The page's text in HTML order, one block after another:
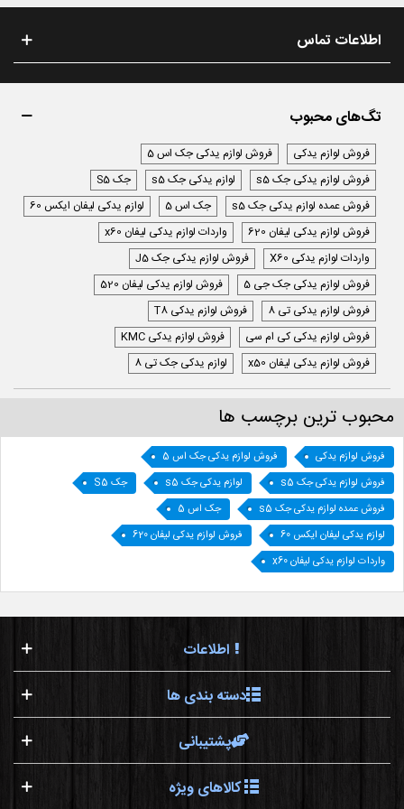
اطلاعات تماس
تگ‌های محبوب
فروش لوازم یدکی
فروش لوازم یدکی جک اس 5
فروش لوازم یدکی جک s5
لوازم یدکی جک s5
جک S5
فروش عمده لوازم یدکی جک s5
جک اس 5
لوازم یدکی لیفان ایکس 60
فروش لوازم یدکی لیفان 620
واردات لوازم یدکی لیفان x60
واردات لوازم یدکی X60
فروش لوازم یدکی جک J5
فروش لوازم یدکی جک جی 5
فروش لوازم یدکی لیفان 520
فروش لوازم یدکی تی 8
فروش لوازم یدکی T8
فروش لوازم یدکی کی ام سی
فروش لوازم یدکی KMC
فروش لوازم یدکی لیفان x50
لوازم یدکی جک تی 8
محبوب ترین برچسب ها
فروش لوازم یدکی
فروش لوازم یدکی جک اس 5
فروش لوازم یدکی جک s5
لوازم یدکی جک s5
جک S5
فروش عمده لوازم یدکی جک s5
جک اس 5
لوازم یدکی لیفان ایکس 60
فروش لوازم یدکی لیفان 620
واردات لوازم یدکی لیفان x60
اطلاعات
دسته بندی ها
پشتیبانی
کالاهای ویژه